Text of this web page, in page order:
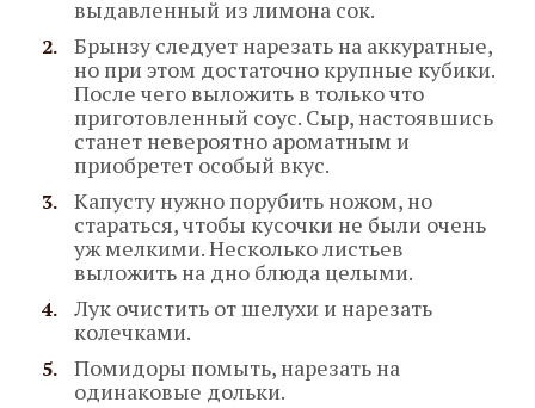
выдавленный из лимона сок.
Брынзу следует нарезать на аккуратные,
но при этом достаточно крупные кубики.
После чего выложить в только что
приготовленный соус. Сыр, настоявшись
станет невероятно ароматным и
приобретет особый вкус.
Капусту нужно порубить ножом, но
стараться, чтобы кусочки не были очень
уж мелкими. Несколько листьев
выложить на дно блюда целыми.
Лук очистить от шелухи и нарезать
колечками.
Помидоры помыть, нарезать на
одинаковые дольки.